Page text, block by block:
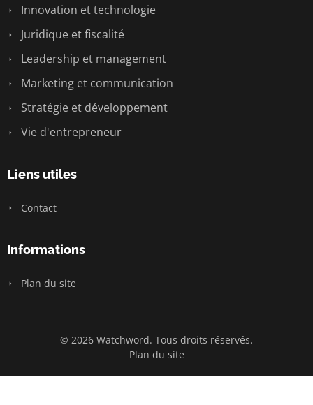
Innovation et technologie
Juridique et fiscalité
Leadership et management
Marketing et communication
Stratégie et développement
Vie d'entrepreneur
Liens utiles
Contact
Informations
Plan du site
© 2026 Watchword. Tous droits réservés.
Plan du site